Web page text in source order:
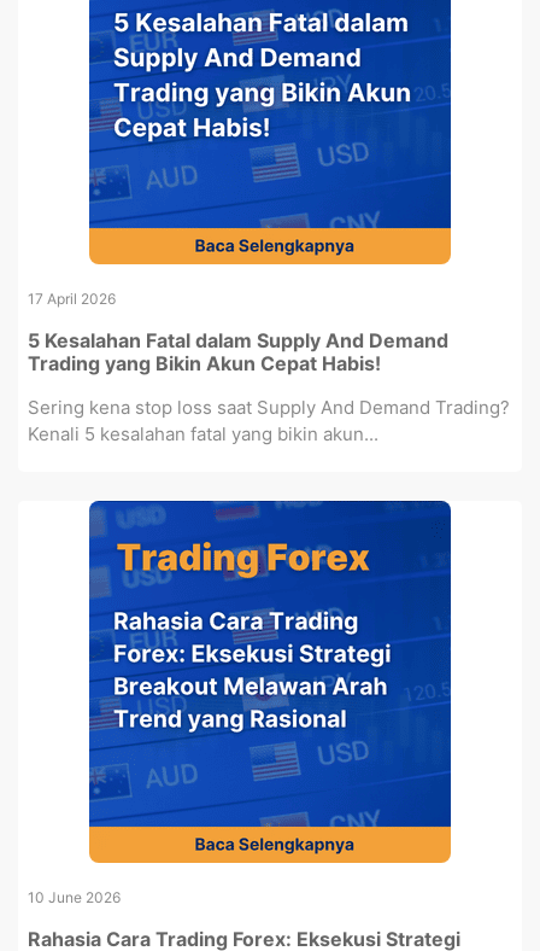
17 April 2026
5 Kesalahan Fatal dalam Supply And Demand
Trading yang Bikin Akun Cepat Habis!
Sering kena stop loss saat Supply And Demand Trading?
Kenali 5 kesalahan fatal yang bikin akun...
10 June 2026
Rahasia Cara Trading Forex: Eksekusi Strategi